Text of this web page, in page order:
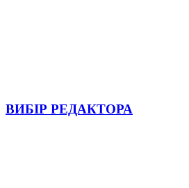
ВИБІР РЕДАКТОРА